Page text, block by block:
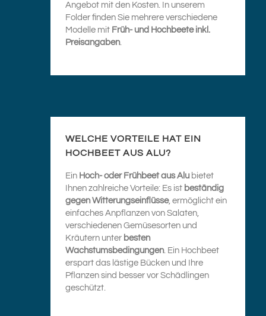
Angebot mit den Kosten. In unserem
Folder finden Sie mehrere verschiedene
Modelle mit Früh- und Hochbeete inkl.
Preisangaben.
WELCHE VORTEILE HAT EIN
HOCHBEET AUS ALU?
Ein Hoch- oder Frühbeet aus Alu bietet
Ihnen zahlreiche Vorteile: Es ist beständig
gegen Witterungseinflüsse, ermöglicht ein
einfaches Anpflanzen von Salaten,
verschiedenen Gemüsesorten und
Kräutern unter besten
Wachstumsbedingungen. Ein Hochbeet
erspart das lästige Bücken und Ihre
Pflanzen sind besser vor Schädlingen
geschützt.